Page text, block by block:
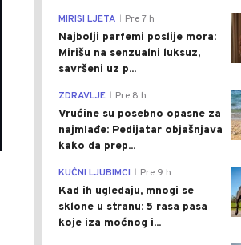
MIRISI LJETA Pre 7 h
Najbolji parfemi poslije mora:
Mirišu na senzualni luksuz,
savršeni uz p...
ZDRAVLJE Pre 8 h
Vrućine su posebno opasne za
najmlađe: Pedijatar objašnjava
kako da prep...
KUĆNI LJUBIMCI Pre 9 h
Kad ih ugledaju, mnogi se
sklone u stranu: 5 rasa pasa
koje iza moćnog i...